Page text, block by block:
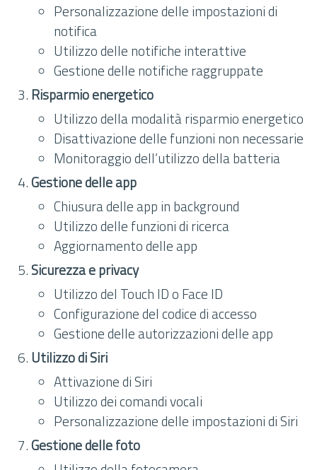
Personalizzazione delle impostazioni di
notifica
Utilizzo delle notifiche interattive
Gestione delle notifiche raggruppate
Risparmio energetico
Utilizzo della modalità risparmio energetico
Disattivazione delle funzioni non necessarie
Monitoraggio dell’utilizzo della batteria
Gestione delle app
Chiusura delle app in background
Utilizzo delle funzioni di ricerca
Aggiornamento delle app
Sicurezza e privacy
Utilizzo del Touch ID o Face ID
Configurazione del codice di accesso
Gestione delle autorizzazioni delle app
Utilizzo di Siri
Attivazione di Siri
Utilizzo dei comandi vocali
Personalizzazione delle impostazioni di Siri
Gestione delle foto